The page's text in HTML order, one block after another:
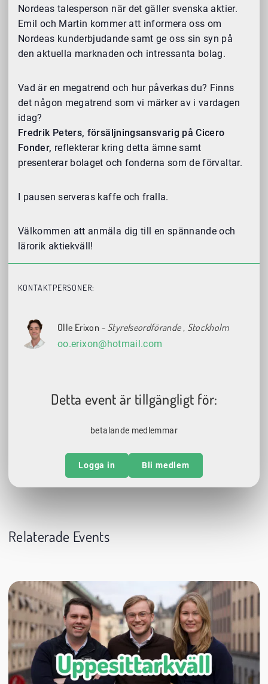
Nordeas talesperson när det gäller svenska aktier.
Emil och Martin kommer att informera oss om
Nordeas kunderbjudande samt ge oss sin syn på
den aktuella marknaden och intressanta bolag.
Vad är en megatrend och hur påverkas du? Finns
det någon megatrend som vi märker av i vardagen
idag?
Fredrik Peters, försäljningsansvarig på Cicero
Fonder, reflekterar kring detta ämne samt
presenterar bolaget och fonderna som de förvaltar.
I pausen serveras kaffe och fralla.
Välkommen att anmäla dig till en spännande och
lärorik aktiekväll!
KONTAKTPERSONER:
Olle Erixon - Styrelseordförande , Stockholm
oo.erixon@hotmail.com
Detta event är tillgängligt för:
betalande medlemmar
Logga in Bli medlem
Relaterade Events